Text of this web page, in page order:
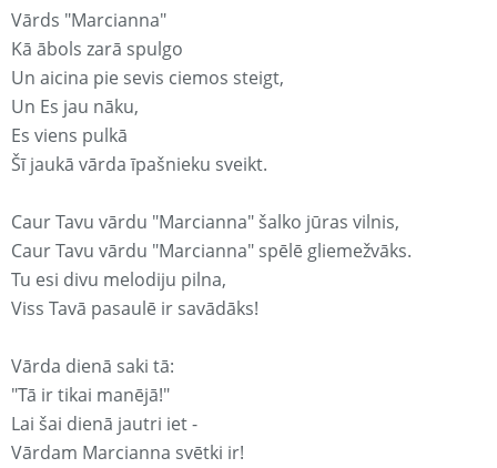
Vārds "Marcianna"
Kā ābols zarā spulgo
Un aicina pie sevis ciemos steigt,
Un Es jau nāku,
Es viens pulkā
Šī jaukā vārda īpašnieku sveikt.
Caur Tavu vārdu "Marcianna" šalko jūras vilnis,
Caur Tavu vārdu "Marcianna" spēlē gliemežvāks.
Tu esi divu melodiju pilna,
Viss Tavā pasaulē ir savādāks!
Vārda dienā saki tā:
"Tā ir tikai manējā!"
Lai šai dienā jautri iet -
Vārdam Marcianna svētki ir!